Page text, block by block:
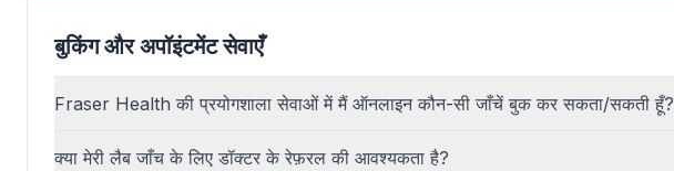
बुकिंग और अपॉइंटमेंट सेवाएँ
Fraser Health की प्रयोगशाला सेवाओं में मैं ऑनलाइन कौन-सी जाँचें बुक कर सकता/सकती हूँ?
क्या मेरी लैब जाँच के लिए डॉक्टर के रेफ़रल की आवश्यकता है?